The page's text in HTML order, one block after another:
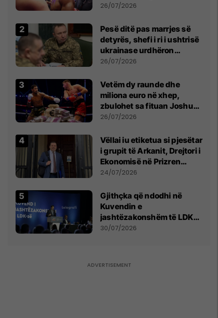
26/07/2026
Pesë ditë pas marrjes së
detyrës, shefi i ri i ushtrisë
ukrainase urdhëron
kontroll të madh
26/07/2026
Vetëm dy raunde dhe
miliona euro në xhep,
zbulohet sa fituan Joshua
e Prenga
26/07/2026
Vëllai iu etiketua si pjesëtar
i grupit të Arkanit, Drejtori i
Ekonomisë në Prizren
mohon pretendimet
24/07/2026
Gjithçka që ndodhi në
Kuvendin e
jashtëzakonshëm të LDK-
së
30/07/2026